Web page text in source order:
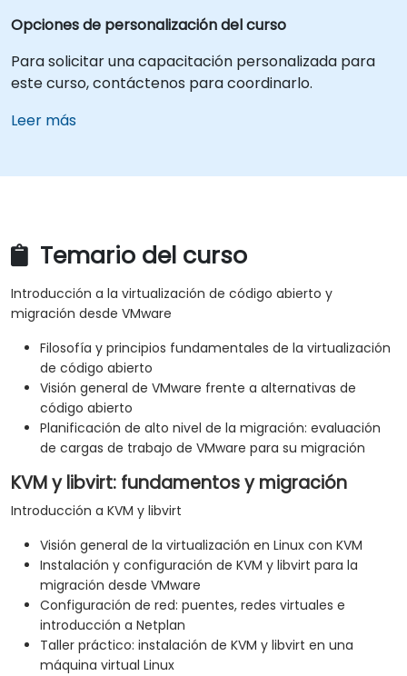
Opciones de personalización del curso
Para solicitar una capacitación personalizada para
este curso, contáctenos para coordinarlo.
Leer más
Temario del curso
Introducción a la virtualización de código abierto y
migración desde VMware
Filosofía y principios fundamentales de la virtualización
de código abierto
Visión general de VMware frente a alternativas de
código abierto
Planificación de alto nivel de la migración: evaluación
de cargas de trabajo de VMware para su migración
KVM y libvirt: fundamentos y migración
Introducción a KVM y libvirt
Visión general de la virtualización en Linux con KVM
Instalación y configuración de KVM y libvirt para la
migración desde VMware
Configuración de red: puentes, redes virtuales e
introducción a Netplan
Taller práctico: instalación de KVM y libvirt en una
máquina virtual Linux